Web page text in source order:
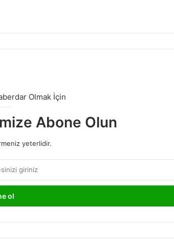
Olmak İçin
Abone Olun
yeterlidir.